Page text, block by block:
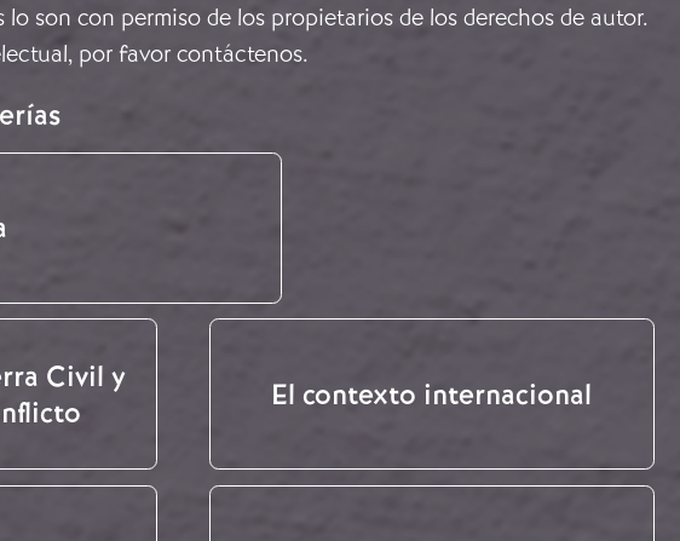
son con permiso de los propietarios de los derechos de autor.
por favor contáctenos.
Civil y
El contexto internacional